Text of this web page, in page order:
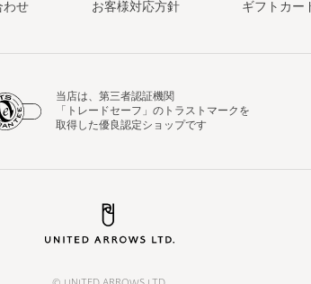
わせ お客様対応方針 ギフトカー
当店は、第三者認証機関
「トレードセーフ」のトラストマークを
取得した優良認定ショップです